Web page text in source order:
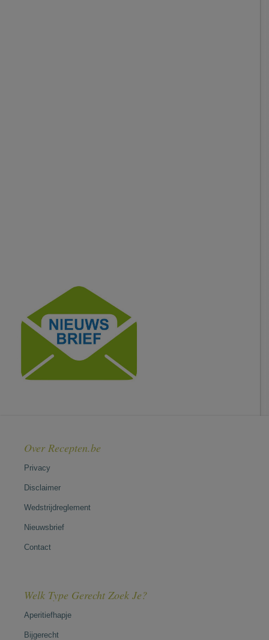
Over Recepten.be
Privacy
Disclaimer
Wedstrijdreglement
Nieuwsbrief
Contact
Welk Type Gerecht Zoek Je?
Aperitiefhapje
Bijgerecht